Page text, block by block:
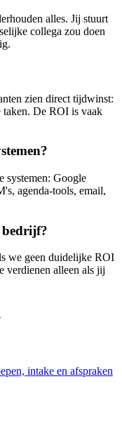
alles. Jij stuurt
collega zou doen
zien direct tijdwinst:
taken. De ROI is vaak
systemen: Google
agenda-tools, email,
we geen duidelijke ROI
verdienen alleen als jij
intake en afspraken